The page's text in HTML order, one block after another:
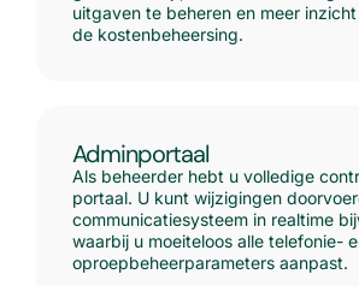
uitgaven te beheren en meer
de kostenbeheersing.
Adminportaal
Als beheerder hebt u volledige
portaal. U kunt wijzigingen
communicatiesysteem in realtime
waarbij u moeiteloos alle telefonie-
oproepbeheerparameters aanpast.